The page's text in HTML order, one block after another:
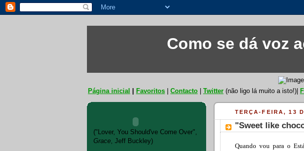
Como se dá voz
Página inicial Favoritos Contacto Twitter (não ligo lá muito a isto!)|
("Lover, You Should've Come Over",
Grace, Jeff Buckley)
TERÇA-FEIRA, 13
"Sweet like
Quando vou para o